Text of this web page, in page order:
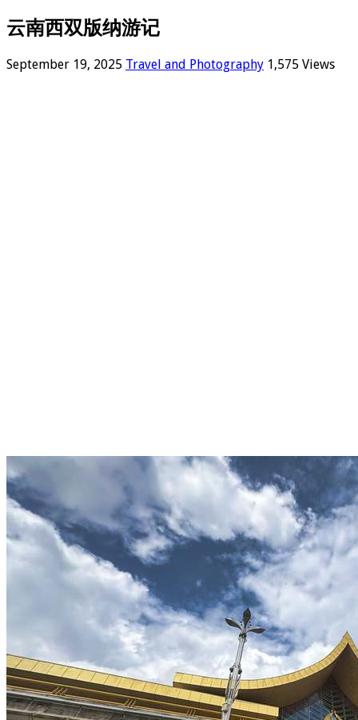
云南西双版纳游记
September 19, 2025 Travel and Photography 1,575 Views